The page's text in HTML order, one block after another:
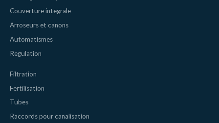
Couverture integrale
Arroseurs et canons
Automatismes
Regulation
Filtration
Fertilisation
Tubes
Raccords pour canalisation